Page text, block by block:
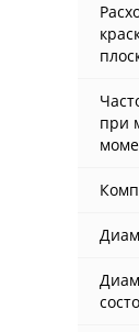
при